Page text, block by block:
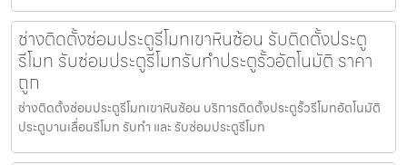
ช่างติดตั้งซ่อมประตูรีโมทเขาหินซ้อน รับติดตั้งประตู
รีโมท รับซ่อมประตูรีโมทรับทำประตูรั้วอัตโนมัติ ราคา
ถูก
ช่างติดตั้งซ่อมประตูรีโมทเขาหินซ้อน บริการติดตั้งประตูรั้วรีโมทอัตโนมัติ
ประตูบานเลื่อนรีโมท รับทำ และ รับซ่อมประตูรีโมท